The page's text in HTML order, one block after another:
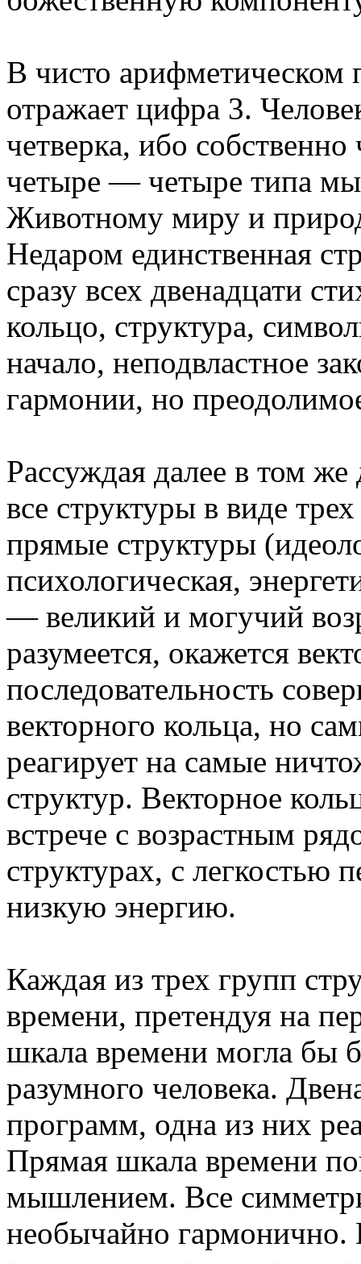
В чисто арифметическом
отражает цифра 3.
четверка, ибо собственно
четыре — четыре типа
Животному миру и
Недаром единственная
сразу всех двенадцати
кольцо, структура,
начало, неподвластное
гармонии, но
Рассуждая далее в том
все структуры в виде
прямые структуры
психологическая,
— великий и могучий
разумеется, окажется
последовательность
векторного кольца, но
реагирует на самые
структур. Векторное
встрече с возрастным
структурах, с легкостью
низкую энергию.
Каждая из трех групп
времени, претендуя на
шкала времени могла бы
разумного человека.
программ, одна из них
Прямая шкала времени
мышлением. Все
необычайно гармонично.